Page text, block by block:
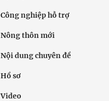
Công nghiệp hỗ trợ
Nông thôn mới
Nội dung chuyên đề
Hồ sơ
Video